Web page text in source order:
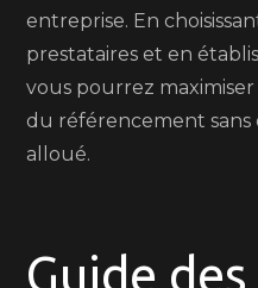
entreprise. En
prestataires et en
vous pourrez
du référencement
alloué.
Guide